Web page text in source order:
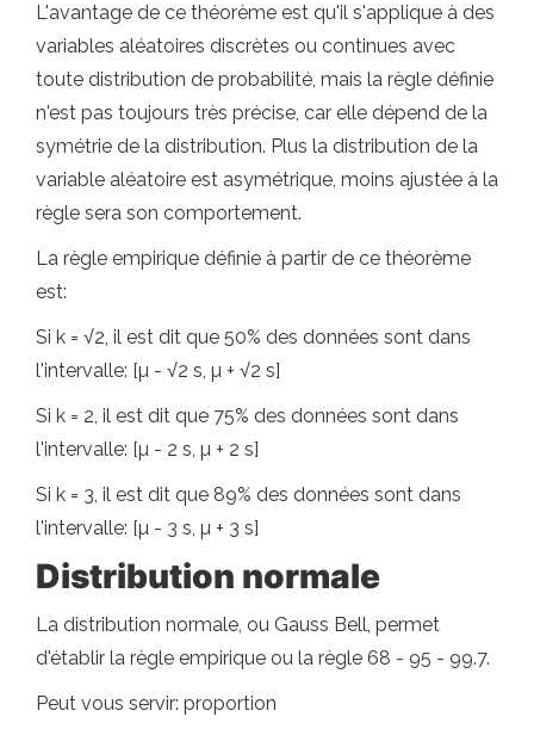
L'avantage de ce théorème est qu'il s'applique à des
variables aléatoires discrètes ou continues avec
toute distribution de probabilité, mais la règle définie
n'est pas toujours très précise, car elle dépend de la
symétrie de la distribution. Plus la distribution de la
variable aléatoire est asymétrique, moins ajustée à la
règle sera son comportement.
La règle empirique définie à partir de ce théorème
est:
Si k = √2, il est dit que 50% des données sont dans
l'intervalle: [µ - √2 s, µ + √2 s]
Si k = 2, il est dit que 75% des données sont dans
l'intervalle: [µ - 2 s, µ + 2 s]
Si k = 3, il est dit que 89% des données sont dans
l'intervalle: [µ - 3 s, µ + 3 s]
Distribution normale
La distribution normale, ou Gauss Bell, permet
d'établir la règle empirique ou la règle 68 - 95 - 99.7.
Peut vous servir: proportion